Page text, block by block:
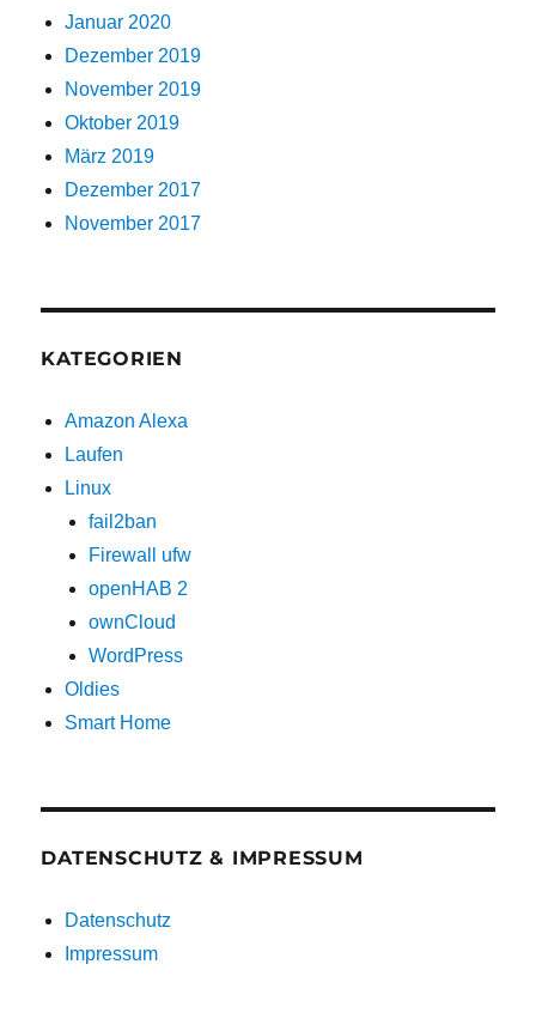
Januar 2020
Dezember 2019
November 2019
Oktober 2019
März 2019
Dezember 2017
November 2017
KATEGORIEN
Amazon Alexa
Laufen
Linux
fail2ban
Firewall ufw
openHAB 2
ownCloud
WordPress
Oldies
Smart Home
DATENSCHUTZ & IMPRESSUM
Datenschutz
Impressum